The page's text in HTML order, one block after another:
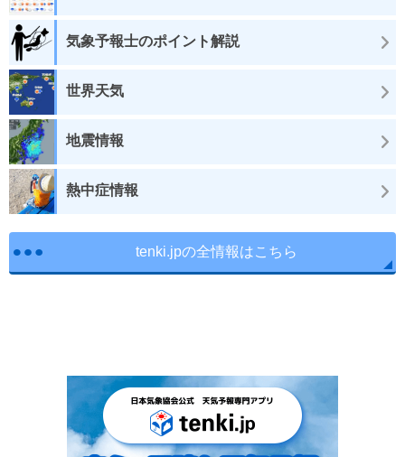
気象予報士のポイント解説
世界天気
地震情報
熱中症情報
tenki.jpの全情報はこちら